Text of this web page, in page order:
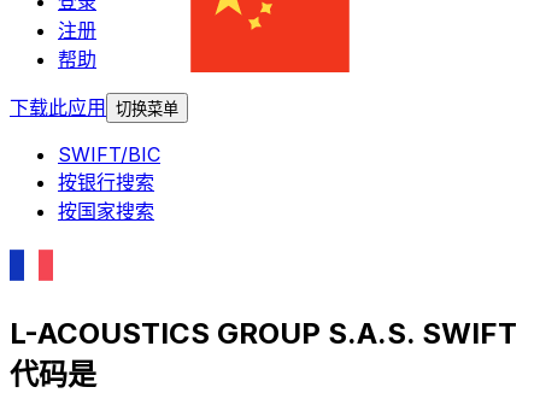
注册
帮助
下载此应用
切换菜单
SWIFT/BIC
按银行搜索
按国家搜索
L-ACOUSTICS GROUP S.A.S. SWIFT
代码是